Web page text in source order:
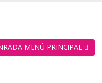
FERRETERÍA CONRADA MENÚ PRINCIPAL